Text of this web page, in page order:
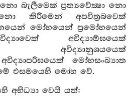
බැලීමෙක් ප්‍රත්‍යවේක්‍ෂා නො
කිරීමෙන් අපවිත්‍රබවෙක්
මෝහයෙන් ප්‍රමෝහයෙන්
අවිද්‍යාඕඝයෙක්
අවිද්‍යානුශයයෙක්
අවිද්‍යාපරිඝයෙක් මෝහසංඛ්‍යාත
එසමයෙහි මෝහ වේ.
අභිධ්‍යා වෙයි යත්: